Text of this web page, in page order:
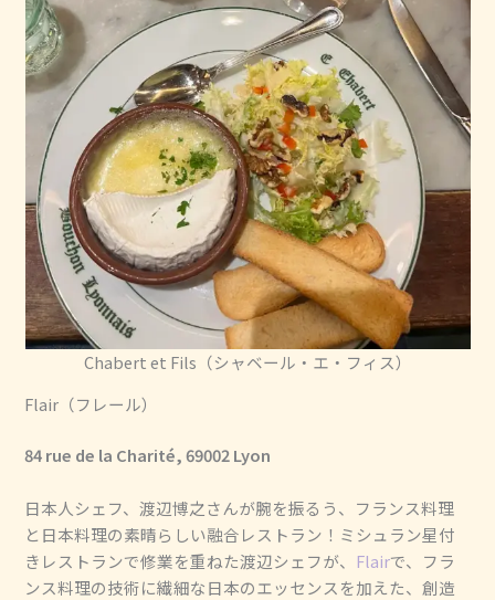
Chabert et Fils（シャベール・エ・フィス）
Flair（フレール）
84 rue de la Charité, 69002 Lyon
日本人シェフ、渡辺博之さんが腕を振るう、フランス料理
と日本料理の素晴らしい融合レストラン！ミシュラン星付
きレストランで修業を重ねた渡辺シェフが、 Flairで、フラ
ンス料理の技術に繊細な日本のエッセンスを加えた、創造